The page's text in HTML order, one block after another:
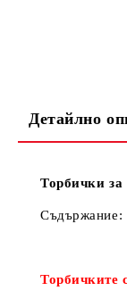
Детайлно
Торбички
Съдържание:
Торбичките